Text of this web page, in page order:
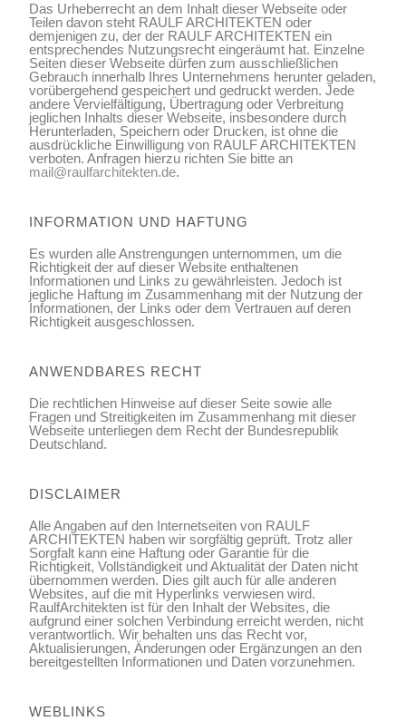
Das Urheberrecht an dem Inhalt dieser Webseite oder
Teilen davon steht RAULF ARCHITEKTEN oder
demjenigen zu, der der RAULF ARCHITEKTEN ein
entsprechendes Nutzungsrecht eingeräumt hat. Einzelne
Seiten dieser Webseite dürfen zum ausschließlichen
Gebrauch innerhalb Ihres Unternehmens herunter geladen,
vorübergehend gespeichert und gedruckt werden. Jede
andere Vervielfältigung, Übertragung oder Verbreitung
jeglichen Inhalts dieser Webseite, insbesondere durch
Herunterladen, Speichern oder Drucken, ist ohne die
ausdrückliche Einwilligung von RAULF ARCHITEKTEN
verboten. Anfragen hierzu richten Sie bitte an
mail@raulfarchitekten.de.
INFORMATION UND HAFTUNG
Es wurden alle Anstrengungen unternommen, um die
Richtigkeit der auf dieser Website enthaltenen
Informationen und Links zu gewährleisten. Jedoch ist
jegliche Haftung im Zusammenhang mit der Nutzung der
Informationen, der Links oder dem Vertrauen auf deren
Richtigkeit ausgeschlossen.
ANWENDBARES RECHT
Die rechtlichen Hinweise auf dieser Seite sowie alle
Fragen und Streitigkeiten im Zusammenhang mit dieser
Webseite unterliegen dem Recht der Bundesrepublik
Deutschland.
DISCLAIMER
Alle Angaben auf den Internetseiten von RAULF
ARCHITEKTEN haben wir sorgfältig geprüft. Trotz aller
Sorgfalt kann eine Haftung oder Garantie für die
Richtigkeit, Vollständigkeit und Aktualität der Daten nicht
übernommen werden. Dies gilt auch für alle anderen
Websites, auf die mit Hyperlinks verwiesen wird.
RaulfArchitekten ist für den Inhalt der Websites, die
aufgrund einer solchen Verbindung erreicht werden, nicht
verantwortlich. Wir behalten uns das Recht vor,
Aktualisierungen, Änderungen oder Ergänzungen an den
bereitgestellten Informationen und Daten vorzunehmen.
WEBLINKS